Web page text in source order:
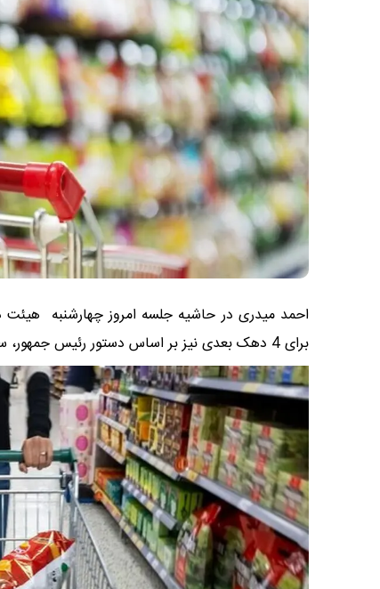
احمد میدری در حاشیه جلسه امروز چهارشنبه
برای 4 دهک بعدی نیز بر اساس دستور رئیس جمهور، سازمان برنامه و بودجه منابع آن را فراهم کرده است./ایسنا